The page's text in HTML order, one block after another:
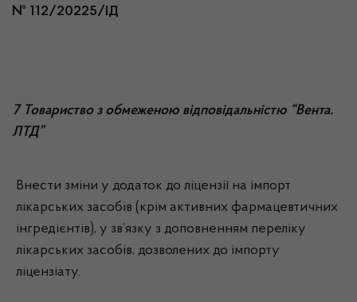
№ 112/20225/ІД
7 Товариство з обмеженою відповідальністю “Вента.
ЛТД”
Внести зміни у додаток до ліцензії на імпорт
лікарських засобів (крім активних фармацевтичних
інгредієнтів), у зв’язку з доповненням переліку
лікарських засобів, дозволених до імпорту
ліцензіату.